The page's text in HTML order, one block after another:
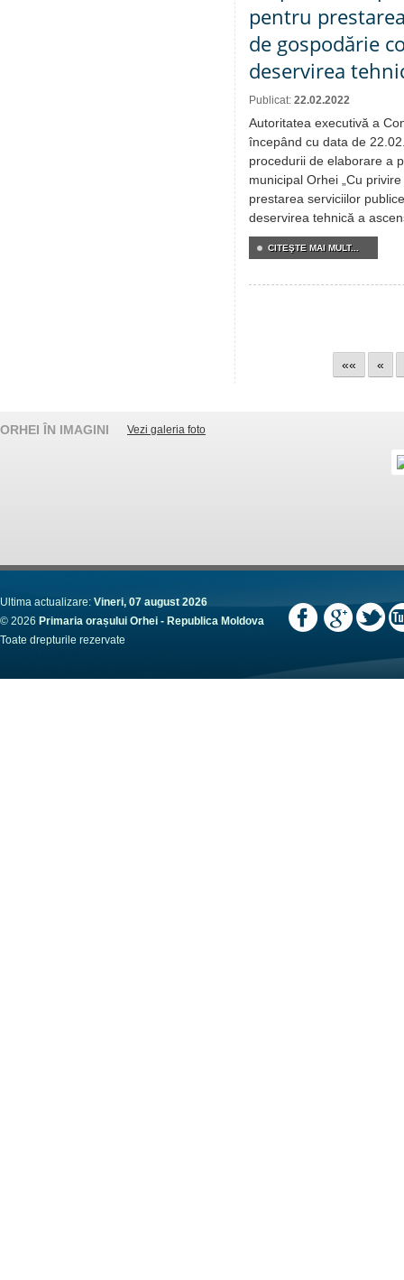
pentru
de gospodărie
deservirea
Publicat: 22.02.2022
Autoritatea executivă a
începând cu data de
procedurii de elaborare a
municipal Orhei „Cu
prestarea serviciilor
deservirea tehnică a
CITEŞTE MAI MULT...
«« «
ORHEI ÎN IMAGINI Vezi galeria foto
Ultima actualizare: Vineri, 07 august 2026
© 2026 Primaria orașului Orhei - Republica Moldova
Toate drepturile rezervate